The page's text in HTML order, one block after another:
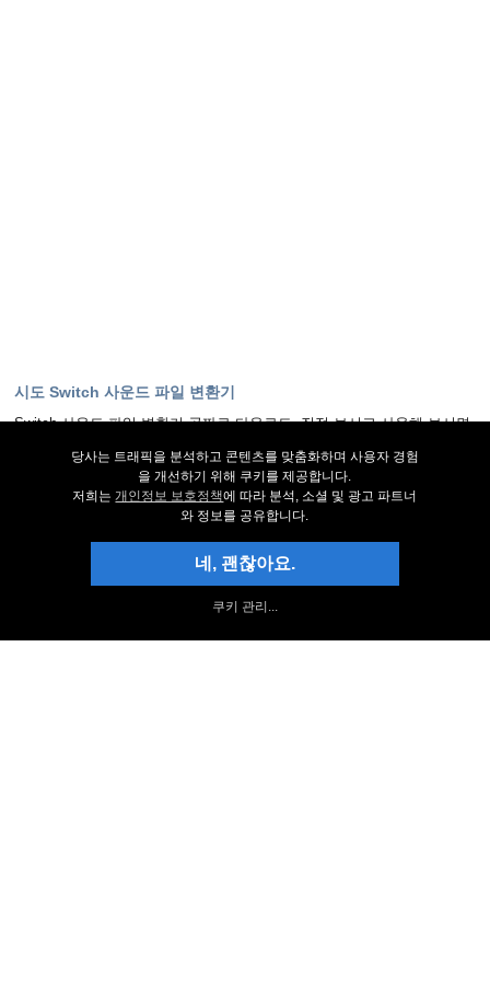
시도 Switch 사운드 파일 변환기
Switch 사운드 파일 변환기 공짜로 다운로드. 직접 보시고 사용해 보시면
지금 다운로드 하기
정보지에 가입
Follow on Twitter
당사는 트래픽을 분석하고 콘텐츠를 맞춤화하며 사용자 경험
을 개선하기 위해 쿠키를 제공합니다.
저희는 개인정보 보호정책에 따라 분석, 소셜 및 광고 파트너
와 정보를 공유합니다.
네, 괜찮아요.
쿠키 관리...